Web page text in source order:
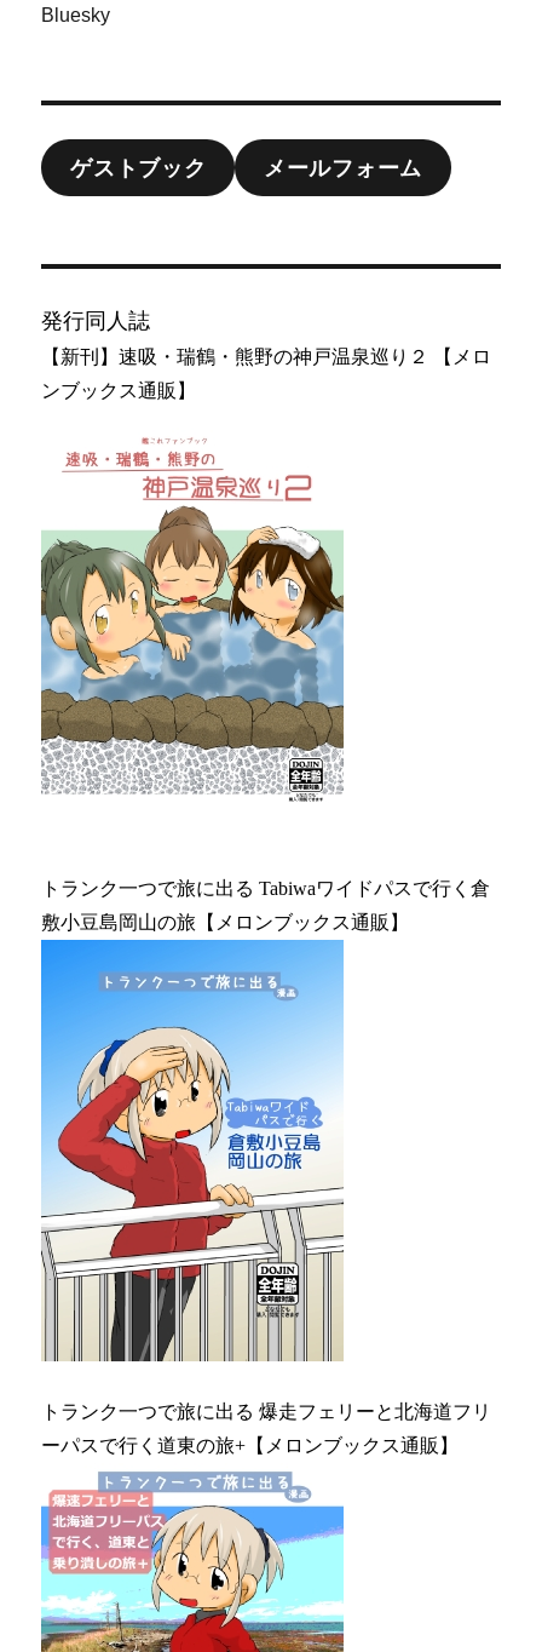
Bluesky
ゲストブック メールフォーム
発行同人誌
【新刊】速吸・瑞鶴・熊野の神戸温泉巡り２ 【メロ
ンブックス通販】
トランク一つで旅に出る Tabiwaワイドパスで行く倉
敷小豆島岡山の旅【メロンブックス通販】
トランク一つで旅に出る 爆走フェリーと北海道フリ
ーパスで行く道東の旅+【メロンブックス通販】